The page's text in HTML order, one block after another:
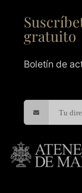
gratuito
Boletín de